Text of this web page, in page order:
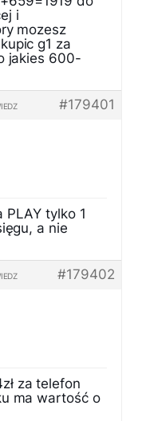
i
mozesz
g1 za
jakies 600-
#179401
PLAY tylko 1
a nie
#179402
za telefon
ma wartość o